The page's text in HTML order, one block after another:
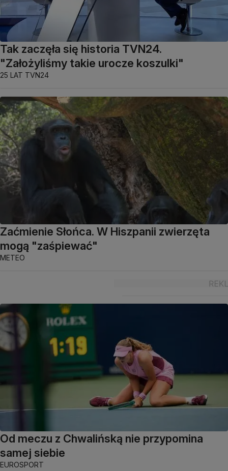
Tak zaczęła się historia TVN24.
"Założyliśmy takie urocze koszulki"
25 LAT TVN24
Zaćmienie Słońca. W Hiszpanii zwierzęta
mogą "zaśpiewać"
METEO
Od meczu z Chwalińską nie przypomina
samej siebie
EUROSPORT